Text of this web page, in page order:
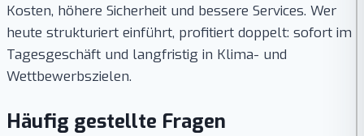
Kosten, höhere Sicherheit und bessere Services. Wer
heute strukturiert einführt, profitiert doppelt: sofort im
Tagesgeschäft und langfristig in Klima- und
Wettbewerbszielen.
Häufig gestellte Fragen